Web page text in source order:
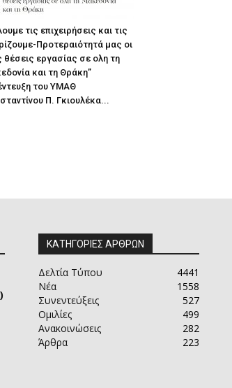
τις επιχειρήσεις και τις
Προτεραιότητά μας οι
θέσεις εργασίας σε ολη τη
και τη Θράκη”
του ΥΜΑΘ
Π. Γκιουλέκα...
ΚΑΤΗΓΟΡΙΕΣ ΑΡΘΡΩΝ
Δελτία Τύπου
4441
Νέα
1558
Συνεντεύξεις
527
Ομιλίες
499
Ανακοινώσεις
282
Άρθρα
223